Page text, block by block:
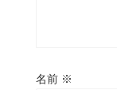
名前 ※